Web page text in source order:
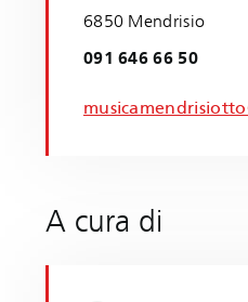
6850 Mendrisio
091 646 66 50
A cura di